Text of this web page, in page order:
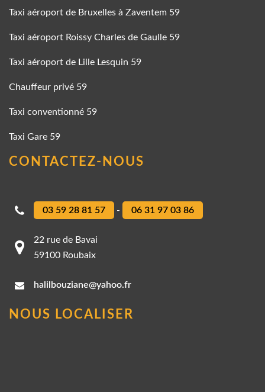
Taxi aéroport de Bruxelles à Zaventem 59
Taxi aéroport Roissy Charles de Gaulle 59
Taxi aéroport de Lille Lesquin 59
Chauffeur privé 59
Taxi conventionné 59
Taxi Gare 59
CONTACTEZ-NOUS
03 59 28 81 57 - 06 31 97 03 86
22 rue de Bavai
59100 Roubaix
halilbouziane@yahoo.fr
NOUS LOCALISER